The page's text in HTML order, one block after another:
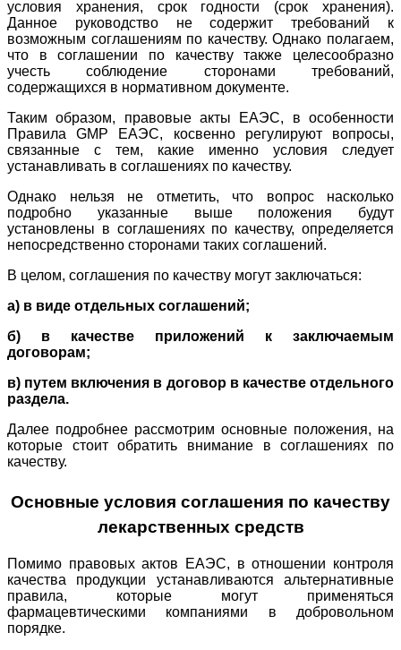
условия хранения, срок годности (срок хранения).
Данное руководство не содержит требований к
возможным соглашениям по качеству. Однако полагаем,
что в соглашении по качеству также целесообразно
учесть соблюдение сторонами требований,
содержащихся в нормативном документе.
Таким образом, правовые акты ЕАЭС, в особенности
Правила GMP ЕАЭС, косвенно регулируют вопросы,
связанные с тем, какие именно условия следует
устанавливать в соглашениях по качеству.
Однако нельзя не отметить, что вопрос насколько
подробно указанные выше положения будут
установлены в соглашениях по качеству, определяется
непосредственно сторонами таких соглашений.
В целом, соглашения по качеству могут заключаться:
а) в виде отдельных соглашений;
б) в качестве приложений к заключаемым
договорам;
в) путем включения в договор в качестве отдельного
раздела.
Далее подробнее рассмотрим основные положения, на
которые стоит обратить внимание в соглашениях по
качеству.
Основные условия соглашения по качеству
лекарственных средств
Помимо правовых актов ЕАЭС, в отношении контроля
качества продукции устанавливаются альтернативные
правила, которые могут применяться
фармацевтическими компаниями в добровольном
порядке.